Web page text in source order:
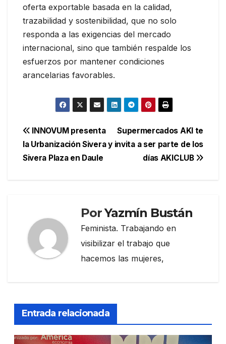
oferta exportable basada en la calidad,
trazabilidad y sostenibilidad, que no solo
responda a las exigencias del mercado
internacional, sino que también respalde los
esfuerzos por mantener condiciones
arancelarias favorables.
Navegación
de
Supermercados AKI te
invita a ser parte de los
días AKICLUB
INNOVUM presenta
la Urbanización Sivera y
Sivera Plaza en Daule
PorYazmín Bustán
Feminista. Trabajando en
visibilizar el trabajo que
hacemos las mujeres,
Entrada relacionada